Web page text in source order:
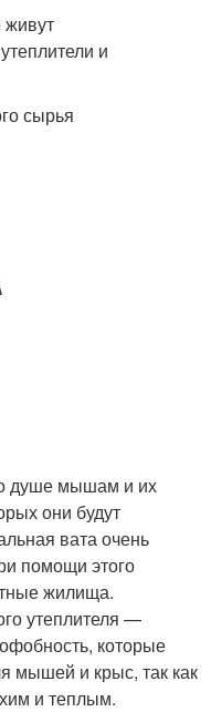
сырья
душе мышам и их
они будут
вата очень
помощи этого
жилища.
утеплителя —
которые
мышей и крыс, так как
и теплым.